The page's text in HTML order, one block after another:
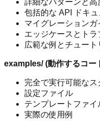
詳細なパターンと高
包括的な API ドキュ
マイグレーションガ
エッジケースとト
広範な例とチュート
examples/ (動作するコー
完全で実行可能なス
設定ファイル
テンプレートファイ
実際の使用例